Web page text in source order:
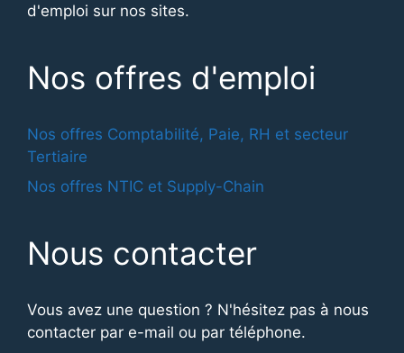
d'emploi sur nos sites.
Nos offres d'emploi
Nos offres Comptabilité, Paie, RH et secteur
Tertiaire
Nos offres NTIC et Supply-Chain
Nous contacter
Vous avez une question ? N'hésitez pas à nous
contacter par e-mail ou par téléphone.